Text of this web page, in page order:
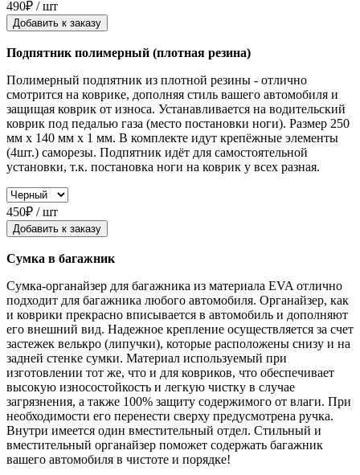
490₽ / шт
Добавить к заказу
Подпятник полимерный (плотная резина)
Полимерный подпятник из плотной резины - отлично
смотрится на коврике, дополняя стиль вашего автомобиля и
защищая коврик от износа. Устанавливается на водительский
коврик под педалью газа (место постановки ноги). Размер 250
мм x 140 мм x 1 мм. В комплекте идут крепёжные элементы
(4шт.) саморезы. Подпятник идёт для самостоятельной
установки, т.к. постановка ноги на коврик у всех разная.
450₽ / шт
Добавить к заказу
Сумка в багажник
Сумка-органайзер для багажника из материала EVA отлично
подходит для багажника любого автомобиля. Органайзер, как
и коврики прекрасно вписывается в автомобиль и дополняют
его внешний вид. Надежное крепление осуществляется за счет
застежек велькро (липучки), которые расположены снизу и на
задней стенке сумки. Материал используемый при
изготовлении тот же, что и для ковриков, что обеспечивает
высокую износостойкость и легкую чистку в случае
загрязнения, а также 100% защиту содержимого от влаги. При
необходимости его перенести сверху предусмотрена ручка.
Внутри имеется один вместительный отдел. Стильный и
вместительный органайзер поможет содержать багажник
вашего автомобиля в чистоте и порядке!